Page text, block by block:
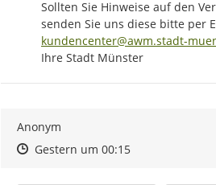
Sollten Sie Hinweise auf den
kundencenter@awm.stadt-
Ihre Stadt Münster
Anonym
Zeitpunkt des Erstellens
Zeitpunkt des Erstellens
Gestern um 00:15Zur Äußerung